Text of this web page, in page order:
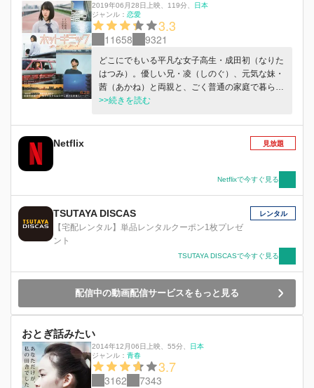
2019年06月28日上映 119分
日本
ジャンル： 恋愛
3.3
11658 9321
どこにでもいる平凡な女子高生・成田初（なりた
はつみ）。優しい兄・凌（しのぐ）、元気な妹・
茜（あかね）と両親と、ごく普通の家庭で暮らし
ていた。ある日、同じマンションに住む橘亮輝
茶な命令に振り回されることに。 そんな時、数
年前に突然引っ越していった幼馴染・小田切梓
（おだぎりあずさ）が帰ってきた。人気モデルと
変わらず自分を守ってくれる姿に初は自然と魅か
れていく。亮輝に邪魔をされながらも、初と梓は
付き合うことに。幸福感に溶けてゆく初だった
が、実は梓にはある目的があった―。 さらに、
兄・凌の秘密を知ってしまう。今まで通りではい
った梓。口は悪いが傷ついた初を励ましてくれる
亮輝。幼い頃からいつも自分を守ってくれる凌。
そんな３人の男性との恋に揺れ動く初の運命
は…。
>>続きを読む
Netflix 見放題
Netflixで今すぐ見る
TSUTAYA DISCAS
【宅配レンタル】単品レンタルクーポン1枚プレゼ
ント
レンタル
TSUTAYA DISCASで今すぐ見る
配信中の動画配信サービスをもっと見る
おとぎ話みたい
2014年12月06日上映 55分
日本
ジャンル： 青春
3.7
3162 7343